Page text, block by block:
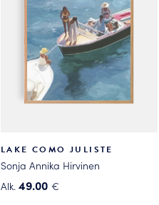
LAKE COMO JULISTE
Sonja Annika Hirvinen
Alk. 49.00 €